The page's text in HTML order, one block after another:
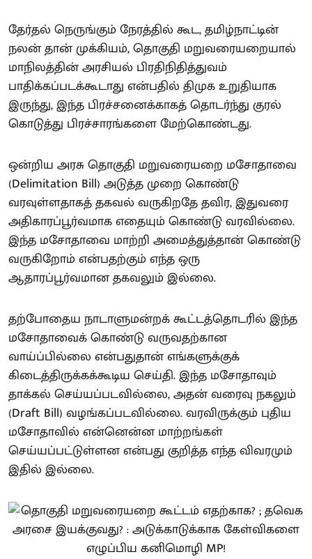
தேர்தல் நெருங்கும் நேரத்தில் கூட, தமிழ்நாட்டின்
நலன் தான் முக்கியம், தொகுதி மறுவரையறையால்
மாநிலத்தின் அரசியல் பிரதிநிதித்துவம்
பாதிக்கப்படக்கூடாது என்பதில் திமுக உறுதியாக
இருந்து, இந்த பிரச்சனைக்காகத் தொடர்ந்து குரல்
கொடுத்து பிரச்சாரங்களை மேற்கொண்டது.
ஒன்றிய அரசு தொகுதி மறுவரையறை மசோதாவை
(Delimitation Bill) அடுத்த முறை கொண்டு
வரவுள்ளதாகத் தகவல் வருகிறதே தவிர, இதுவரை
அதிகாரப்பூர்வமாக எதையும் கொண்டு வரவில்லை.
இந்த மசோதாவை மாற்றி அமைத்துத்தான் கொண்டு
வருகிறோம் என்பதற்கும் எந்த ஒரு
ஆதாரப்பூர்வமான தகவலும் இல்லை.
தற்போதைய நாடாளுமன்றக் கூட்டத்தொடரில் இந்த
மசோதாவைக் கொண்டு வருவதற்கான
வாய்ப்பில்லை என்பதுதான் எங்களுக்குக்
கிடைத்திருக்கக்கூடிய செய்தி. இந்த மசோதாவும்
தாக்கல் செய்யப்படவில்லை, அதன் வரைவு நகலும்
(Draft Bill) வழங்கப்படவில்லை. வரவிருக்கும் புதிய
மசோதாவில் என்னென்ன மாற்றங்கள்
செய்யப்பட்டுள்ளன என்பது குறித்த எந்த விவரமும்
இதில் இல்லை.